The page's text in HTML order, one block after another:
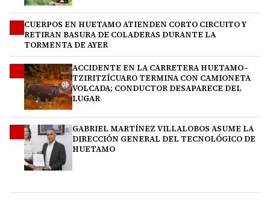
CUERPOS EN HUETAMO ATIENDEN CORTO CIRCUITO Y
RETIRAN BASURA DE COLADERAS DURANTE LA
TORMENTA DE AYER
ACCIDENTE EN LA CARRETERA HUETAMO–
TZIRITZÍCUARO TERMINA CON CAMIONETA
VOLCADA; CONDUCTOR DESAPARECE DEL
LUGAR
GABRIEL MARTÍNEZ VILLALOBOS ASUME LA
DIRECCIÓN GENERAL DEL TECNOLÓGICO DE
HUETAMO